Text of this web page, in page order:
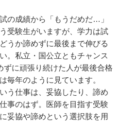
の成績から「もうだめだ…」
受験生がいますが、学力は試
うか諦めずに最後まで伸びる
。私立・国公立ともチャンス
ずに頑張り続けた人が最後合格
毎年のように見ています。
う仕事は、妥協したり、諦め
事のはず。医師を目指す受験
妥協や諦めという選択肢を用